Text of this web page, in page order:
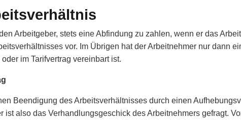
Arbeitgeber, stets eine Abfindung zu zahlen, wenn er das
vor. Im Übrigen hat der Arbeitnehmer nur dann
im Tarifvertrag vereinbart ist.
Beendigung des Arbeitsverhältnisses durch einen
ist also das Verhandlungsgeschick des Arbeitnehmers gefragt.